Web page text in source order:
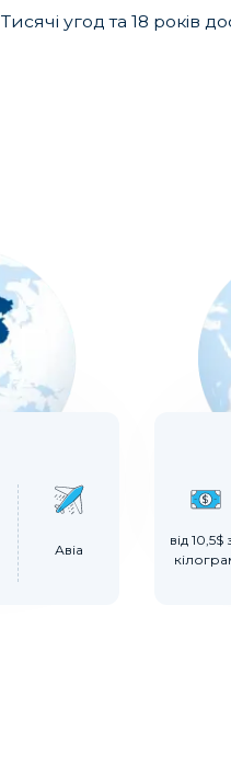
Тисячі угод та 18 років
Авіа
від 10,5$